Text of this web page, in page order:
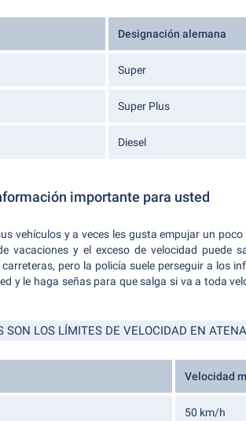
Designación alemana
Super
Super Plus
Diesel
importante para usted
vehículos y a veces les gusta empujar un
vacaciones y el exceso de velocidad puede
pero la policía suele perseguir a los
y le haga señas para que salga si va a toda
SON LOS LÍMITES DE VELOCIDAD EN
Velocidad
50 km/h